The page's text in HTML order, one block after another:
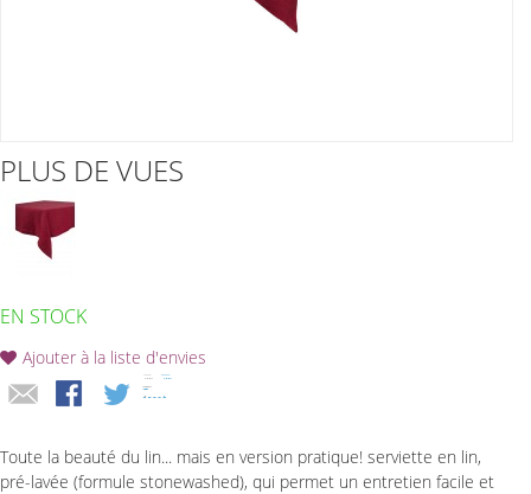
PLUS DE VUES
EN STOCK
Ajouter à la liste d'envies
Toute la beauté du lin... mais en version pratique! serviette en lin,
pré-lavée (formule stonewashed), qui permet un entretien facile et